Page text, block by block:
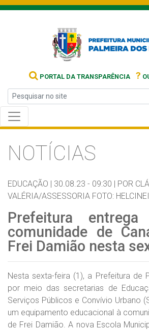
PORTAL DA TRANSPARÊNCIA ?
NOTÍCIAS
EDUCAÇÃO | 30.08.23 - 09:30 | POR
VALÉRIA/ASSESSORIA FOTO:
Prefeitura
comunidade de
Frei Damião nesta
Nesta sexta-feira (1), a Prefeitura de
por meio das secretarias de
Serviços Públicos e Convívio Urbano
um equipamento educacional à
de Frei Damião. A nova Escola